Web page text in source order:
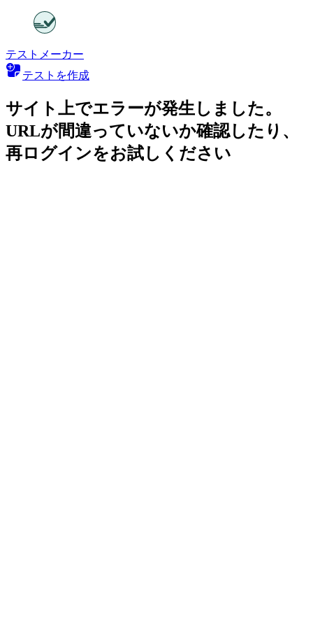
テストメーカー
テストを作成
サイト上でエラーが発生しました。
URLが間違っていないか確認したり、
再ログインをお試しください